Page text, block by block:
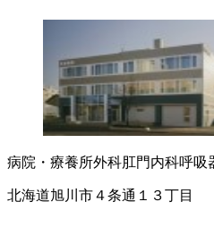
病院・療養所外科肛門内科呼吸
北海道旭川市４条通１３丁目